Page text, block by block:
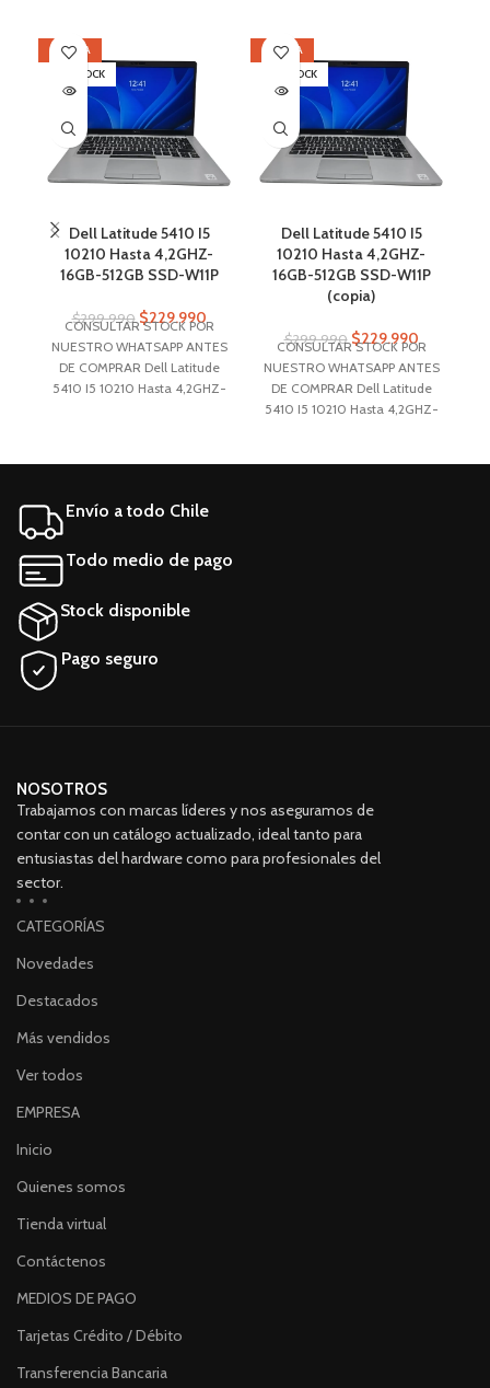
OFERTA
SIN STOCK
Dell Latitude 5410 I5
10210 Hasta 4,2GHZ-
16GB-512GB SSD-W11P
$299.990 $229.990
CONSULTAR STOCK POR
NUESTRO WHATSAPP ANTES
DE COMPRAR Dell Latitude
5410 I5 10210 Hasta 4,2GHZ-
M.2 SATA
OFERTA
SIN STOCK
Dell Latitude 5410 I5
10210 Hasta 4,2GHZ-
16GB-512GB SSD-W11P
(copia)
$299.990 $229.990
CONSULTAR STOCK POR
NUESTRO WHATSAPP ANTES
DE COMPRAR Dell Latitude
5410 I5 10210 Hasta 4,2GHZ-
Envío a todo Chile
Todo medio de pago
Stock disponible
Pago seguro
NOSOTROS
Trabajamos con marcas líderes y nos aseguramos de
contar con un catálogo actualizado, ideal tanto para
entusiastas del hardware como para profesionales del
sector.
CATEGORÍAS
Novedades
Destacados
Más vendidos
Ver todos
EMPRESA
Inicio
Quienes somos
Tienda virtual
Contáctenos
MEDIOS DE PAGO
Tarjetas Crédito / Débito
Transferencia Bancaria